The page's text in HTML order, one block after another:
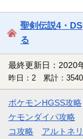
聖剣伝説4・
る
最終更新日：2020
昨日：2 累計：
ポケモンHGSS攻略
ケモンダイパ攻略
コ攻略
アルトネ